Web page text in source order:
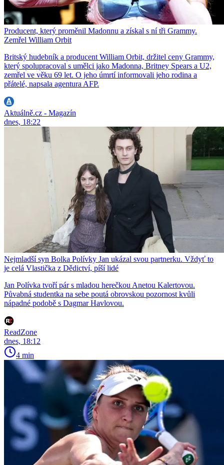
Producent, který proměnil Madonnu a získal s ní tři Grammy.
Zemřel William Orbit
Britský hudebník a producent William Orbit, držitel ceny Grammy,
který spolupracoval s umělci jako Madonna, Britney Spears a U2,
zemřel ve věku 69 let. O jeho úmrtí informovali jeho rodina a
přátelé, napsala agentura AFP.
Aktuálně.cz - Magazín
dnes, 18:22
Nejmladší syn Bolka Polívky Jan ukázal svou partnerku. Vždyť to
je celá Vlastička z Dědictví, píší lidé
Jan Polívka tvoří pár s mladou herečkou Anetou Kalertovou.
Půvabná studentka na sebe poutá obrovskou pozornost kvůli
nápadné podobě s Dagmar Havlovou.
ReadZone
dnes, 18:12
4 min